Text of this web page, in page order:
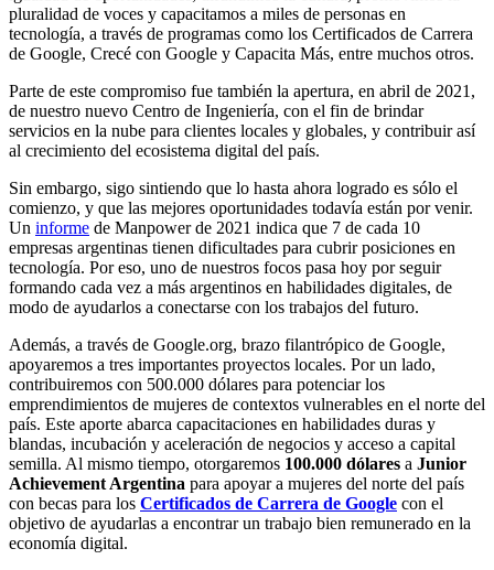
pluralidad de voces y capacitamos a miles de personas en
tecnología, a través de programas como los Certificados de Carrera
de Google, Crecé con Google y Capacita Más, entre muchos otros.
Parte de este compromiso fue también la apertura, en abril de 2021,
de nuestro nuevo Centro de Ingeniería, con el fin de brindar
servicios en la nube para clientes locales y globales, y contribuir así
al crecimiento del ecosistema digital del país.
Sin embargo, sigo sintiendo que lo hasta ahora logrado es sólo el
comienzo, y que las mejores oportunidades todavía están por venir.
Un informe de Manpower de 2021 indica que 7 de cada 10
empresas argentinas tienen dificultades para cubrir posiciones en
tecnología. Por eso, uno de nuestros focos pasa hoy por seguir
formando cada vez a más argentinos en habilidades digitales, de
modo de ayudarlos a conectarse con los trabajos del futuro.
Además, a través de Google.org, brazo filantrópico de Google,
apoyaremos a tres importantes proyectos locales. Por un lado,
contribuiremos con 500.000 dólares para potenciar los
emprendimientos de mujeres de contextos vulnerables en el norte del
país. Este aporte abarca capacitaciones en habilidades duras y
blandas, incubación y aceleración de negocios y acceso a capital
semilla. Al mismo tiempo, otorgaremos 100.000 dólares a Junior
Achievement Argentina para apoyar a mujeres del norte del país
con becas para los Certificados de Carrera de Google con el
objetivo de ayudarlas a encontrar un trabajo bien remunerado en la
economía digital.